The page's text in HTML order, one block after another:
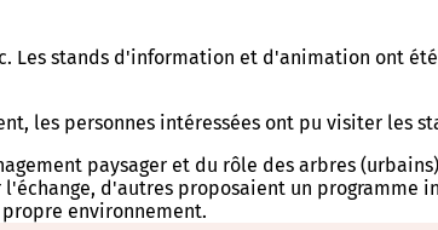
Les stands d'information et d'animation ont
les personnes intéressées ont pu visiter les
paysager et du rôle des arbres
d'autres proposaient un programme
environnement.